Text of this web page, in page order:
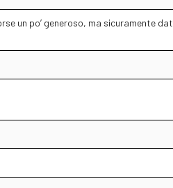
un po’ generoso, ma sicuramente